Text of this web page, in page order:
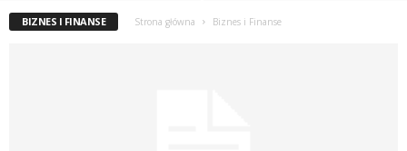
BIZNES I FINANSE Strona główna Biznes i Finanse